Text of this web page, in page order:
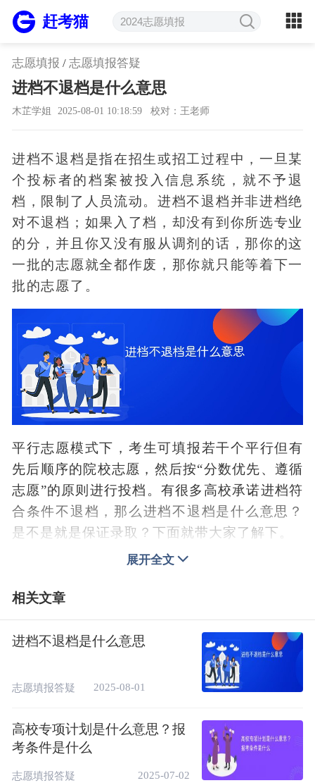
赶考猫
志愿填报 / 志愿填报答疑
进档不退档是什么意思
木芷学姐 2025-08-01 10:18:59 校对：王老师
进档不退档是指在招生或招工过程中，一旦某
个投标者的档案被投入信息系统，就不予退
档，限制了人员流动。进档不退档并非进档绝
对不退档；如果入了档，却没有到你所选专业
的分，并且你又没有服从调剂的话，那你的这
一批的志愿就全都作废，那你就只能等着下一
批的志愿了。
平行志愿模式下，考生可填报若干个平行但有
先后顺序的院校志愿，然后按“分数优先、遵循
志愿”的原则进行投档。有很多高校承诺进档符
合条件不退档，那么进档不退档是什么意思？
是不是就是保证录取？下面就带大家了解下。
进档不退档是什么意思
进档不退档是指在招生或招工过程中，一旦某
个投标者的档案被投入信息系统，就不予退
档，限制了人员流动。这通常发生在学校招生
或企业招工的情境中，旨在尽可能多地招揽人
才或完成招生招工任务目标。
个学校的录取分数线，他们的档案就会被投入
该学校的系统，如果后续没有被录取到所填报
的专业，且考生没有同意调剂，那么他们的档
展开全文
相关文章
进档不退档是什么意思
志愿填报答疑 2025-08-01
高校专项计划是什么意思？报
考条件是什么
志愿填报答疑 2025-07-02